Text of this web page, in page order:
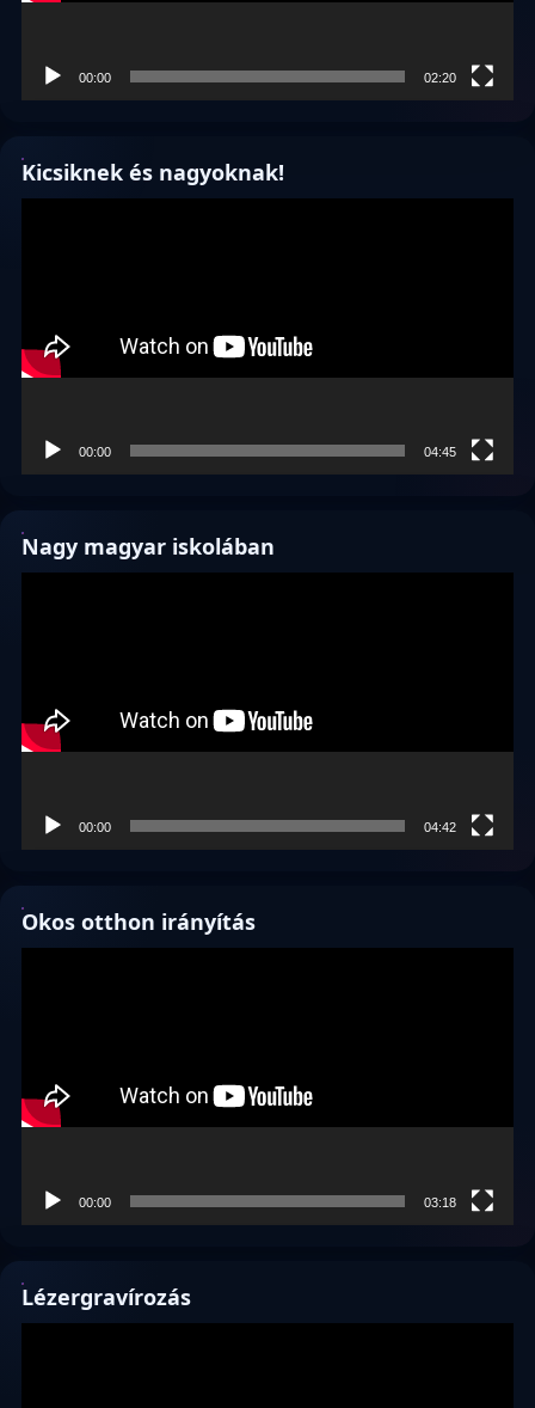
00:00 02:20
Kicsiknek és nagyoknak!
00:00 04:45
Nagy magyar iskolában
00:00 04:42
Okos otthon irányítás
00:00 03:18
Lézergravírozás